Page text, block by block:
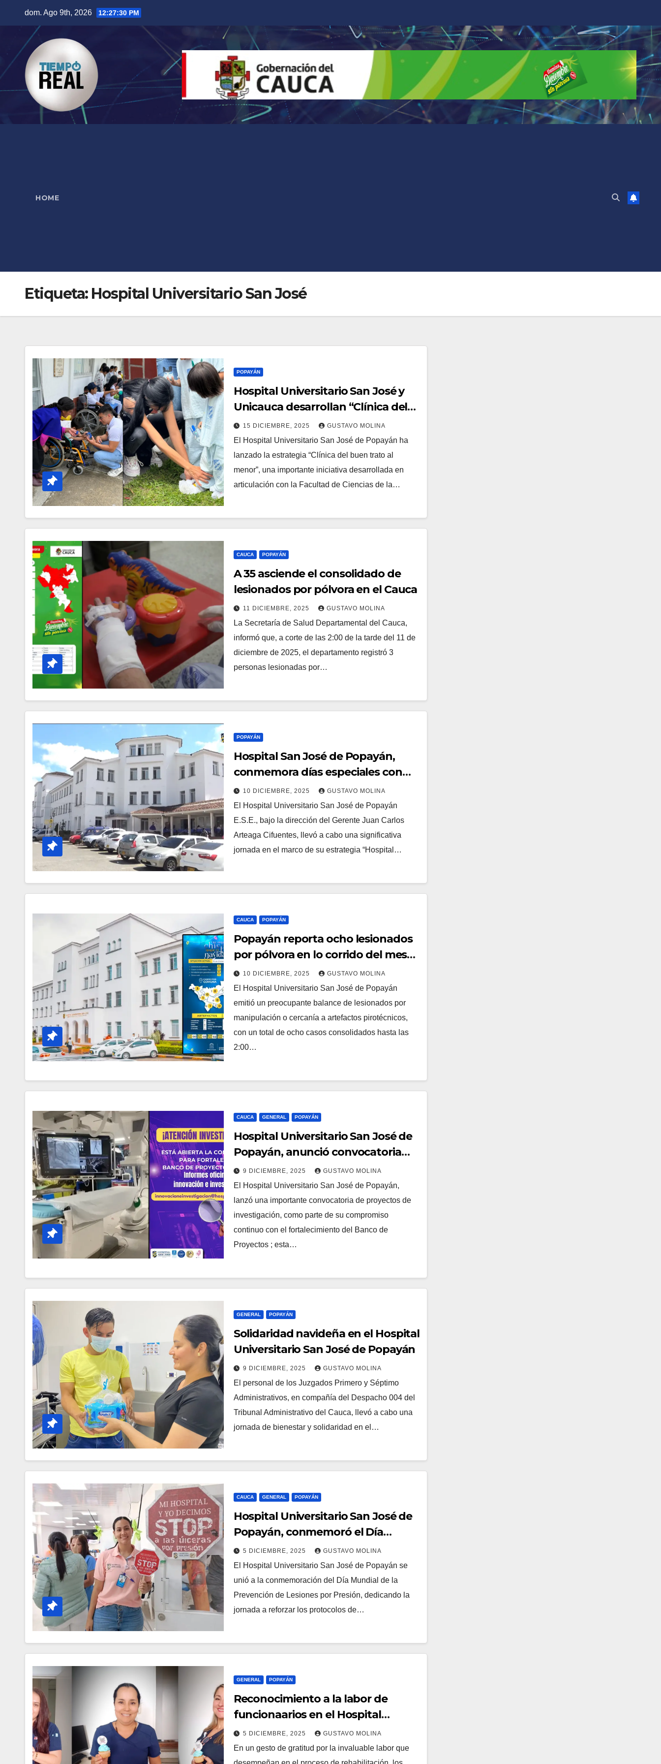
contenido
dom. Ago 9th, 2026 12:27:31 PM
HOME
Etiqueta: Hospital Universitario San José
POPAYÁN
Hospital Universitario San José y
Unicauca desarrollan “Clínica del
buen trato al menor” para
proteger la infancia en Popayán.
15 DICIEMBRE, 2025 GUSTAVO MOLINA
El Hospital Universitario San José de Popayán ha
lanzado la estrategia “Clínica del buen trato al
menor”, una importante iniciativa desarrollada en
articulación con la Facultad de Ciencias de la…
CAUCA POPAYÁN
A 35 asciende el consolidado de
lesionados por pólvora en el Cauca
11 DICIEMBRE, 2025 GUSTAVO MOLINA
La Secretaría de Salud Departamental del Cauca,
informó que, a corte de las 2:00 de la tarde del 11 de
diciembre de 2025, el departamento registró 3
personas lesionadas por…
POPAYÁN
Hospital San José de Popayán,
conmemora días especiales con
énfasis en prevención y atención
10 DICIEMBRE, 2025 GUSTAVO MOLINA
El Hospital Universitario San José de Popayán
E.S.E., bajo la dirección del Gerente Juan Carlos
Arteaga Cifuentes, llevó a cabo una significativa
jornada en el marco de su estrategia “Hospital…
CAUCA POPAYÁN
Popayán reporta ocho lesionados
por pólvora en lo corrido del mes
de diciembre
10 DICIEMBRE, 2025 GUSTAVO MOLINA
El Hospital Universitario San José de Popayán
emitió un preocupante balance de lesionados por
manipulación o cercanía a artefactos pirotécnicos,
con un total de ocho casos consolidados hasta las
2:00…
CAUCA GENERAL POPAYÁN
Hospital Universitario San José de
Popayán, anunció convocatoria
para investigadores
9 DICIEMBRE, 2025 GUSTAVO MOLINA
El Hospital Universitario San José de Popayán,
lanzó una importante convocatoria de proyectos de
investigación, como parte de su compromiso
continuo con el fortalecimiento del Banco de
Proyectos ; esta…
GENERAL POPAYÁN
Solidaridad navideña en el Hospital
Universitario San José de Popayán
9 DICIEMBRE, 2025 GUSTAVO MOLINA
El personal de los Juzgados Primero y Séptimo
Administrativos, en compañía del Despacho 004 del
Tribunal Administrativo del Cauca, llevó a cabo una
jornada de bienestar y solidaridad en el…
CAUCA GENERAL POPAYÁN
Hospital Universitario San José de
Popayán, conmemoró el Día
Mundial de la Prevención de
Lesiones por Presión
5 DICIEMBRE, 2025 GUSTAVO MOLINA
El Hospital Universitario San José de Popayán se
unió a la conmemoración del Día Mundial de la
Prevención de Lesiones por Presión, dedicando la
jornada a reforzar los protocolos de…
GENERAL POPAYÁN
Reconocimiento a la labor de
funcionaarios en el Hospital
Universitario San José de Popayán
5 DICIEMBRE, 2025 GUSTAVO MOLINA
En un gesto de gratitud por la invaluable labor que